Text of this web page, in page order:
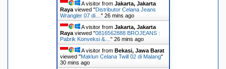
A visitor from Jakarta, Jakarta
Rayaviewed "Distributor Celana Jeans
Wrangler 07 di… " 26 mins ago
A visitor from Jakarta, Jakarta
Rayaviewed "0816562888 BROJEANS :
Pabrik Konveksi &… " 26 mins ago
A visitor from Bekasi, Jawa Barat
viewed "Maklun Celana Twill 02 di Malang"
30 mins ago